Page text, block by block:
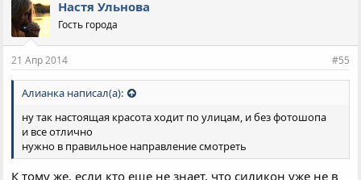
Настя Ульнова
Гость города
21 Апр 2014 #55
Алианка написал(а):
ну так настоящая красота ходит по улицам, и без фотошопа
и все отлично
нужно в правильное направление смотреть
К тому же, если кто еще не знает, что силикон уже не в